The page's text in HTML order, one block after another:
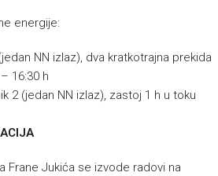
energije:
NN izlaz), dva kratkotrajna prekida
16:30 h
2 (jedan NN izlaz), zastoj 1 h u toku
Frane Jukića se izvode radovi na